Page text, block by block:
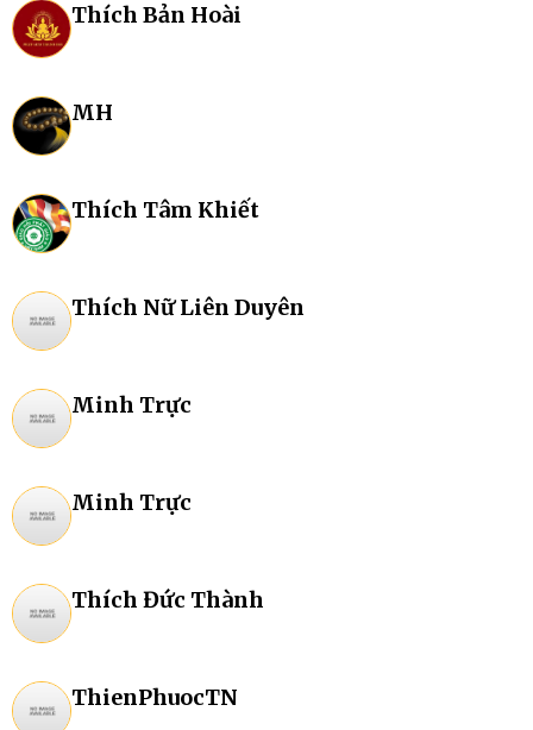
Thích Bản Hoài
MH
Thích Tâm Khiết
Thích Nữ Liên Duyên
Minh Trực
Minh Trực
Thích Đức Thành
ThienPhuocTN